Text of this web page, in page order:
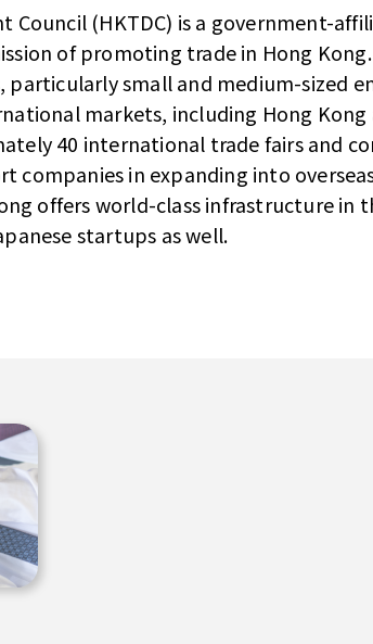
Council (HKTDC) is a government-
of promoting trade in Hong
particularly small and medium-sized
markets, including Hong Kong
40 international trade fairs and
companies in expanding into
offers world-class infrastructure in
startups as well.